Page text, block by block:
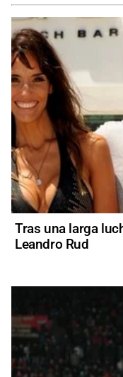
Tras una larga
Leandro Rud